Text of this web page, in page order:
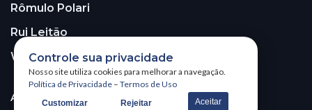
Rômulo Polari
Rui Leitão
Walter Santos
ASSINE A NOSSA NEWSLETTER!
Controle sua privacidade
Nosso site utiliza cookies para melhorar a navegação.
Política de Privacidade – Termos de Uso
Customizar Rejeitar Aceitar